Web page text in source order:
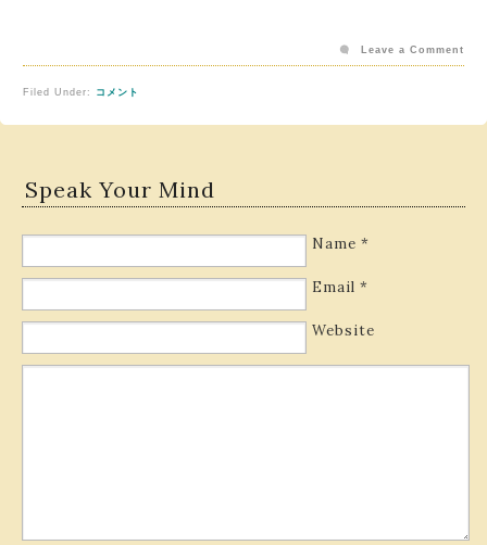
Filed Under: コメント
Leave a Comment
Speak Your Mind
Name *
Email *
Website